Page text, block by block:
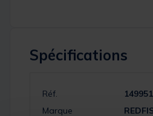
Spécifications
Réf.
Marque